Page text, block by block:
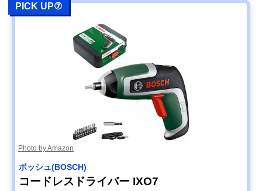
PICK UP⑦
Photo by Amazon
ボッシュ(BOSCH)
コードレスドライバー IXO7